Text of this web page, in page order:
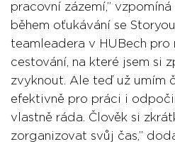
pracovní zázemí,” vzpomíná
během oťukávání se
teamleadera v HUBech pro
cestování, na které jsem si
zvyknout. Ale teď už umím
efektivně pro práci i
vlastně ráda. Člověk si
zorganizovat svůj čas,”